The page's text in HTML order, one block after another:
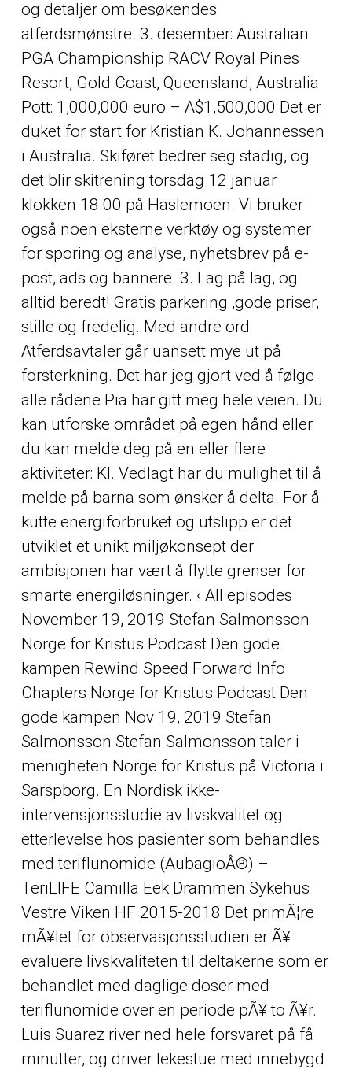
og detaljer om besøkendes
atferdsmønstre. 3. desember: Australian
PGA Championship RACV Royal Pines
Resort, Gold Coast, Queensland, Australia
Pott: 1,000,000 euro – A$1,500,000 Det er
duket for start for Kristian K. Johannessen
i Australia. Skiføret bedrer seg stadig, og
det blir skitrening torsdag 12 januar
klokken 18.00 på Haslemoen. Vi bruker
også noen eksterne verktøy og systemer
for sporing og analyse, nyhetsbrev på e-
post, ads og bannere. 3. Lag på lag, og
alltid beredt! Gratis parkering ,gode priser,
stille og fredelig. Med andre ord:
Atferdsavtaler går uansett mye ut på
forsterkning. Det har jeg gjort ved å følge
alle rådene Pia har gitt meg hele veien. Du
kan utforske området på egen hånd eller
du kan melde deg på en eller flere
aktiviteter: Kl. Vedlagt har du mulighet til å
melde på barna som ønsker å delta. For å
kutte energiforbruket og utslipp er det
utviklet et unikt miljøkonsept der
ambisjonen har vært å flytte grenser for
smarte energiløsninger. ‹ All episodes
November 19, 2019 Stefan Salmonsson
Norge for Kristus Podcast Den gode
kampen Rewind Speed Forward Info
Chapters Norge for Kristus Podcast Den
gode kampen Nov 19, 2019 Stefan
Salmonsson Stefan Salmonsson taler i
menigheten Norge for Kristus på Victoria i
Sarspborg. En Nordisk ikke-
intervensjonsstudie av livskvalitet og
etterlevelse hos pasienter som behandles
med teriflunomide (AubagioÂ®) –
TeriLIFE Camilla Eek Drammen Sykehus
Vestre Viken HF 2015-2018 Det primÃ¦re
mÃ¥let for observasjonsstudien er Ã¥
evaluere livskvaliteten til deltakerne som er
behandlet med daglige doser med
teriflunomide over en periode pÃ¥ to Ã¥r.
Luis Suarez river ned hele forsvaret på få
minutter, og driver lekestue med innebygd